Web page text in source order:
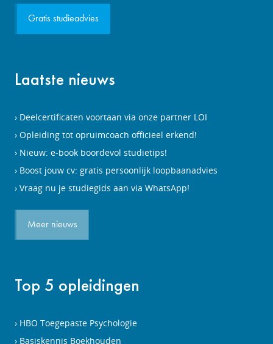
Gratis studieadvies
Laatste nieuws
Deelcertificaten voortaan via onze partner LOI
Opleiding tot opruimcoach officieel erkend!
Nieuw: e-book boordevol studietips!
Boost jouw cv: gratis persoonlijk loopbaanadvies
Vraag nu je studiegids aan via WhatsApp!
Meer nieuws
Top 5 opleidingen
HBO Toegepaste Psychologie
Basiskennis Boekhouden